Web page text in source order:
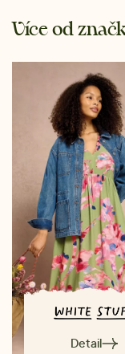
Více od
Detail